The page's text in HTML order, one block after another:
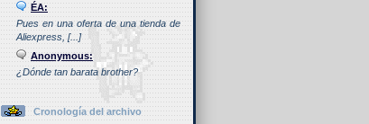
ÉA:
Pues en una oferta de una tienda de
Aliexpress, [...]
Anonymous:
¿Dónde tan barata brother?
Cronología del archivo